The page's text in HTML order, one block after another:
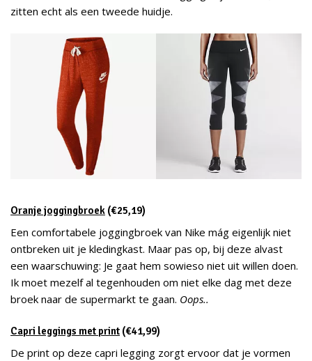
zitten echt als een tweede huidje.
Oranje joggingbroek (€25,19)
Een comfortabele joggingbroek van Nike mág eigenlijk niet
ontbreken uit je kledingkast. Maar pas op, bij deze alvast
een waarschuwing: Je gaat hem sowieso niet uit willen doen.
Ik moet mezelf al tegenhouden om niet elke dag met deze
broek naar de supermarkt te gaan. Oops..
Capri leggings met print (€41,99)
De print op deze capri legging zorgt ervoor dat je vormen